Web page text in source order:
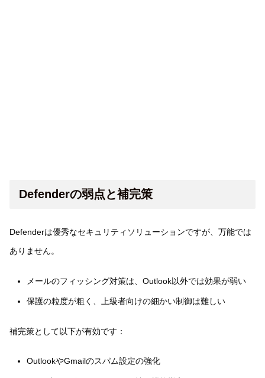
Defenderの弱点と補完策
Defenderは優秀なセキュリティソリューションですが、万能では
ありません。
メールのフィッシング対策は、Outlook以外では効果が弱い
保護の粒度が粗く、上級者向けの細かい制御は難しい
補完策として以下が有効です：
OutlookやGmailのスパム設定の強化